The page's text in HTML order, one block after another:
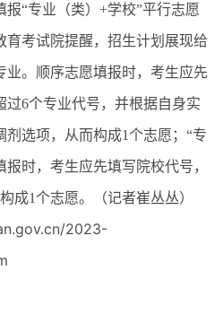
“专业（类）+学校”平行志愿
育考试院提醒，招生计划展现给
业。顺序志愿填报时，考生应先
6个专业代号，并根据自身实
剂选项，从而构成1个志愿；“专
时，考生应先填写院校代号，
成1个志愿。（记者崔丛丛）
2023-